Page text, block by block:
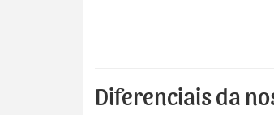
Diferenciais da